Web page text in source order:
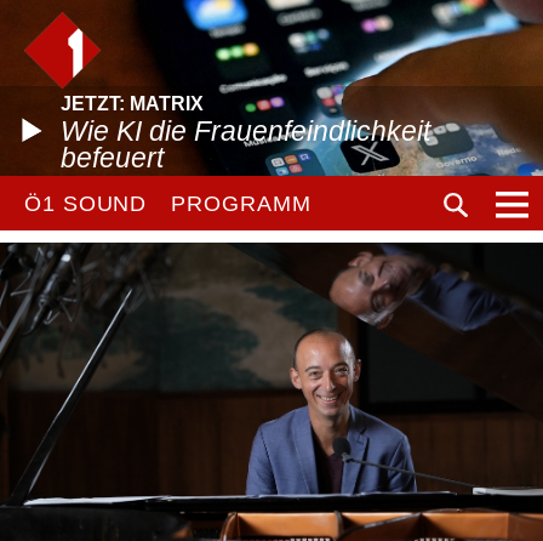
JETZT: MATRIX
Wie KI die Frauenfeindlichkeit
befeuert
Ö1 SOUND PROGRAMM